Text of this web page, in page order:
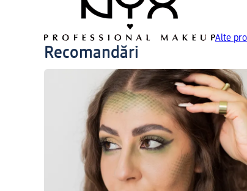
Alte
Recomandări